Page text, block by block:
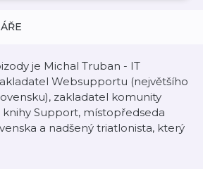
je Michal Truban - IT
Websupportu (největšího
zakladatel komunity
Support, místopředseda
a nadšený triatlonista, který